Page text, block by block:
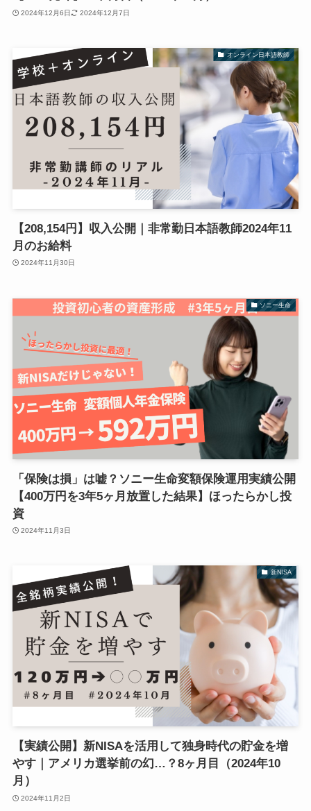
2024年12月6日 2024年12月7日
オンライン日本語教師
【208,154円】収入公開｜非常勤日本語教師2024年11
月のお給料
2024年11月30日
ソニー生命
「保険は損」は嘘？ソニー生命変額保険運用実績公開
【400万円を3年5ヶ月放置した結果】ほったらかし投
資
2024年11月3日
新NISA
【実績公開】新NISAを活用して独身時代の貯金を増
やす｜アメリカ選挙前の幻…？8ヶ月目（2024年10
月）
2024年11月2日